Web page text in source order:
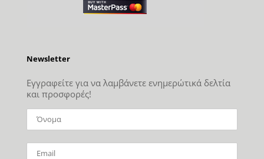
Newsletter
Εγγραφείτε για να λαμβάνετε ενημερώτικά δελτία
και προσφορές!